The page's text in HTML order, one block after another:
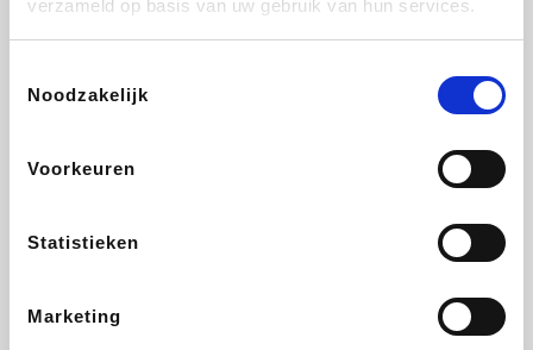
verzameld op basis van uw gebruik van hun services.
Noodzakelijk
Voorkeuren
Statistieken
Marketing
DectDirect
SupraBazar